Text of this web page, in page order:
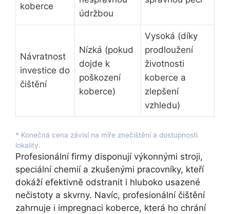
koberce
údržbou
Návratnost
investice do
čištění
Nízká (pokud
dojde k
poškození
koberce)
Vysoká (díky
prodloužení
životnosti
koberce a
zlepšení
vzhledu)
* Konečná cena závisí na míře znečištění a dostupnosti
lokality.
Profesionální firmy disponují výkonnými stroji,
speciální chemií a zkušenými pracovníky, kteří
dokáží efektivně odstranit i hluboko usazené
nečistoty a skvrny. Navíc, profesionální čištění
zahrnuje i impregnaci koberce, která ho chrání